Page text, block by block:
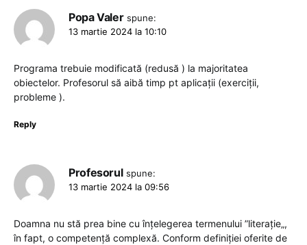
Popa Valer spune:
13 martie 2024 la 10:10
Programa trebuie modificată (redusă ) la majoritatea
obiectelor. Profesorul să aibă timp pt aplicații (exerciții,
probleme ).
Reply
Profesorul spune:
13 martie 2024 la 09:56
Doamna nu stă prea bine cu înțelegerea termenului ”literație„,
în fapt, o competență complexă. Conform definiției oferite de